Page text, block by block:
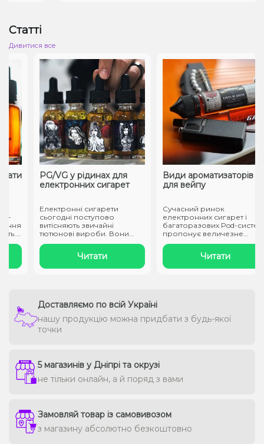
Статті
Дивитися все
PG/VG у рідинах для
електронних сигарет
Електронні сигарети
сьогодні поступово
витісняють звичайні
тютюнові вироби. Вони
Читати
Види ароматизаторів
для вейпу
Сучасний ринок
електронних сигарет і
багаторазових Pod-систем
пропонує величезне
Читати
Доставляємо по всій Україні
нашу продукцію можна придбати з будь-якої
точки
5 магазинів у Дніпрі та окрузі
не тільки онлайн, а й поряд з вами
Замовляй товар із самовивозом
з магазину абсолютно безкоштовно